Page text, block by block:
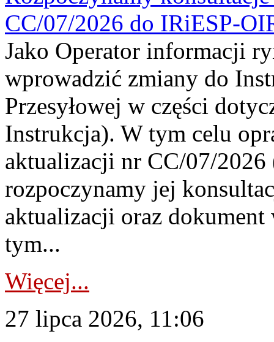
CC/07/2026 do IRiESP-
Jako Operator informacji
wprowadzić zmiany do
Przesyłowej w części
Instrukcja). W tym celu
aktualizacji nr CC/07/
rozpoczynamy jej
aktualizacji oraz
tym...
Więcej...
27 lipca 2026, 11:06